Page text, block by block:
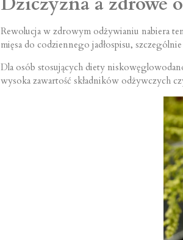
Rewolucja w zdrowym odżywianiu nabiera
mięsa do codziennego jadłospisu,
Dla osób stosujących diety
wysoka zawartość składników odżywczych